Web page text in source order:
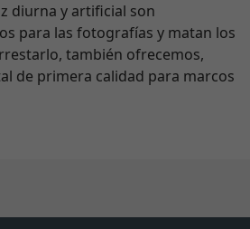
diurna y artificial son
para las fotografías y matan los
también ofrecemos,
de primera calidad para marcos